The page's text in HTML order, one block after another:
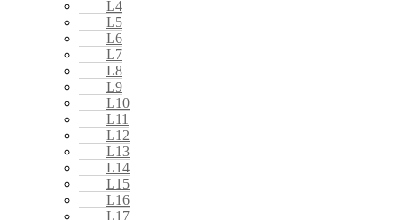
L4
L5
L6
L7
L8
L9
L10
L11
L12
L13
L14
L15
L16
L17